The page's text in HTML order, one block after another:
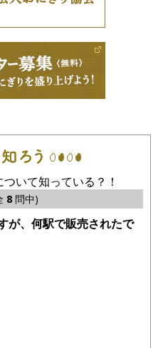
いて知っている？！
8問中)
が、何駅で販売されたで